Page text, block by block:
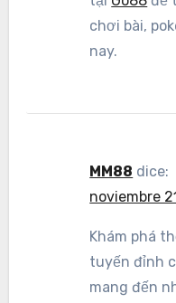
chơi bài,
nay.
MM88 dice:
noviembre
Khám phá
tuyến đỉnh
mang đến